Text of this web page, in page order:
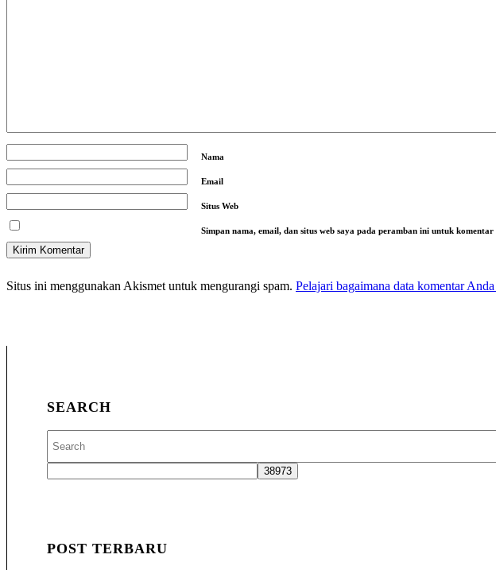
Nama
Email
Situs Web
Simpan nama, email, dan situs web saya pada peramban ini untuk
Situs ini menggunakan Akismet untuk mengurangi spam. Pelajari bagaimana data komentar
SEARCH
POST TERBARU